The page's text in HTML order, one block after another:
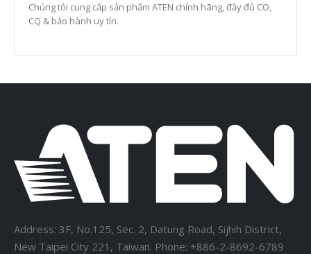
Chúng tôi cung cấp sản phẩm ATEN chính hãng, đầy đủ CO,
CQ & bảo hành uy tín.
Address: 3F, No.125, Sec. 2, Datung Road, Sijhih District,
New Taipei City 221, Taiwan. Phone: +886-2-8692-6789